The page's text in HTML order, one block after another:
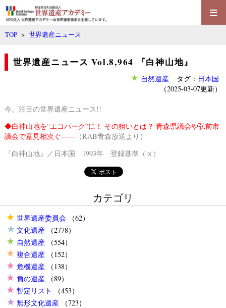
≡
TOP >世界遺産ニュース
世界遺産ニュース Vol.8,964 『白神山地』
自然遺産タグ： 日本国
（2025-03-07更新）
今、注目の世界遺産ニュース!!
◆白神山地を“エコパーク”に！ その狙いとは？ 青森県議会や弘前市
議会で意見相次ぐ――（RAB青森放送より）
『白神山地』／日本国 1993年 登録基準（ⅸ）
カテゴリ
世界遺産委員会（62）
文化遺産（2778）
自然遺産（554）
複合遺産（152）
危機遺産（138）
負の遺産（89）
暫定リスト
（453）
無形文化遺産（723）